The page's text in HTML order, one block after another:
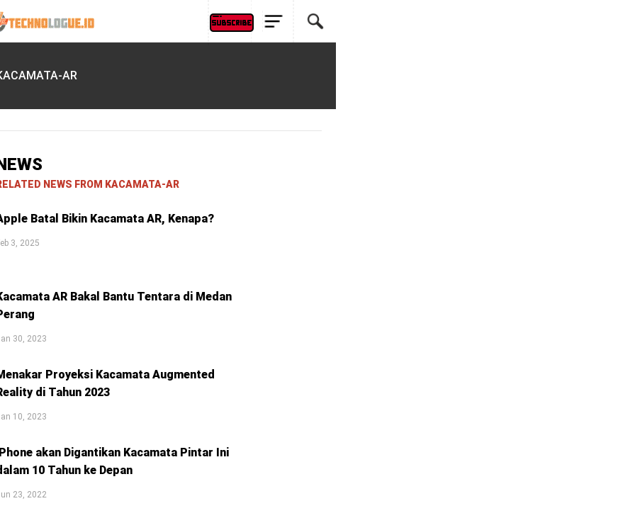
AR
NEWS FROM KACAMATA-AR
Batal Bikin Kacamata AR, Kenapa?
3, 2025
AR Bakal Bantu Tentara di Medan
30, 2023
Proyeksi Kacamata Augmented
di Tahun 2023
10, 2023
akan Digantikan Kacamata Pintar Ini
10 Tahun ke Depan
23, 2022